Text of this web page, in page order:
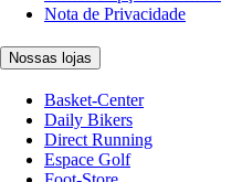
Nota de Privacidade
Nossas lojas
Basket-Center
Daily Bikers
Direct Running
Espace Golf